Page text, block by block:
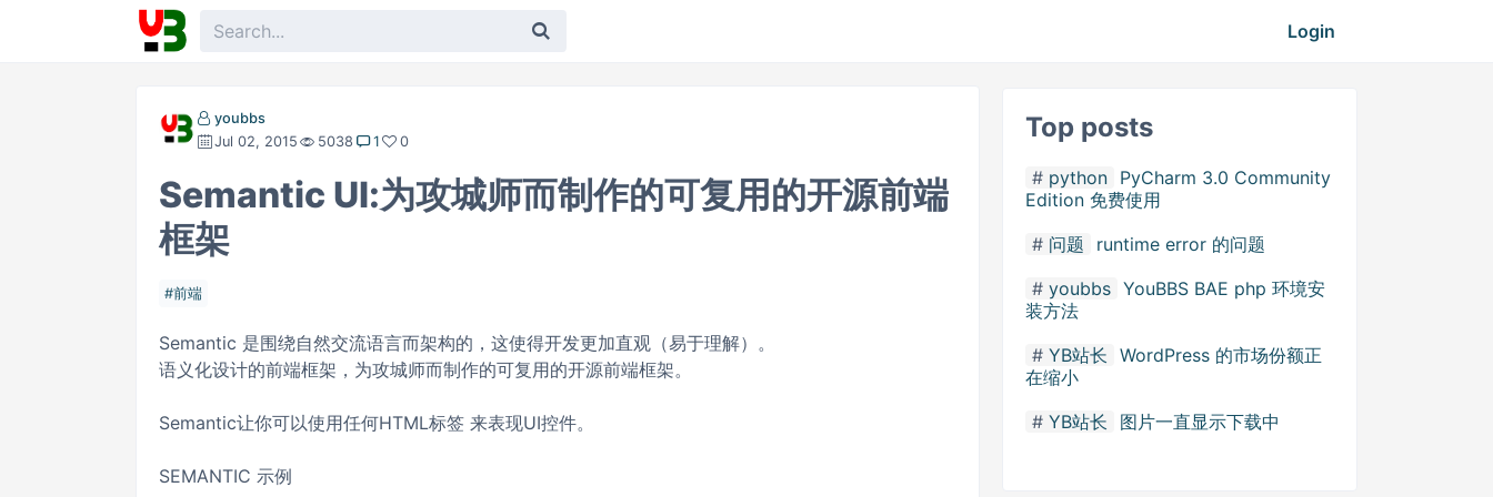
Login
youbbs
Jul 02, 2015
5038 1 0
Semantic UI:为攻城师而制作的可复用的开源前端
框架
前端
Semantic 是围绕自然交流语言而架构的，这使得开发更加直观（易于理解）。
语义化设计的前端框架，为攻城师而制作的可复用的开源前端框架。
Semantic让你可以使用任何HTML标签 来表现UI控件。
SEMANTIC 示例
Top posts
python PyCharm 3.0 Community
Edition 免费使用
问题
runtime error 的问题
youbbs YouBBS BAE php 环境安
装方法
YB站长 WordPress 的市场份额正
在缩小
YB站长
图片一直显示下载中